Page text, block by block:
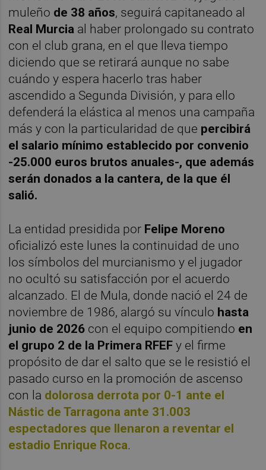
muleño de 38 años, seguirá capitaneado al
Real Murcia al haber prolongado su contrato
con el club grana, en el que lleva tiempo
diciendo que se retirará aunque no sabe
cuándo y espera hacerlo tras haber
ascendido a Segunda División, y para ello
defenderá la elástica al menos una campaña
más y con la particularidad de que percibirá
el salario mínimo establecido por convenio
-25.000 euros brutos anuales-, que además
serán donados a la cantera, de la que él
salió.
La entidad presidida por Felipe Moreno
oficializó este lunes la continuidad de uno
los símbolos del murcianismo y el jugador
no ocultó su satisfacción por el acuerdo
alcanzado. El de Mula, donde nació el 24 de
noviembre de 1986, alargó su vínculo hasta
junio de 2026 con el equipo compitiendo en
el grupo 2 de la Primera RFEF y el firme
propósito de dar el salto que se le resistió el
pasado curso en la promoción de ascenso
con la dolorosa derrota por 0-1 ante el
Nástic de Tarragona ante 31.003
espectadores que llenaron a reventar el
estadio Enrique Roca.